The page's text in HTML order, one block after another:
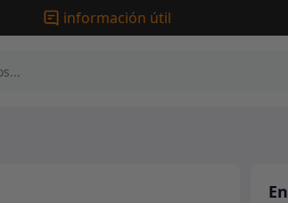
información útil